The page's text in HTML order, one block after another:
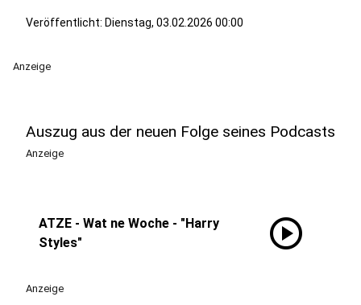
Veröffentlicht: Dienstag, 03.02.2026 00:00
Anzeige
Auszug aus der neuen Folge seines Podcasts
Anzeige
ATZE - Wat ne Woche - "Harry
Styles"
play_circle
Anzeige